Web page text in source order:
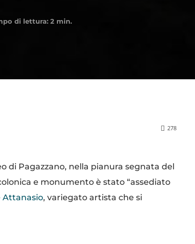
di lettura: 2 min.
278
di Pagazzano, nella pianura segnata del
e monumento è stato “assediato
Attanasio, variegato artista che si